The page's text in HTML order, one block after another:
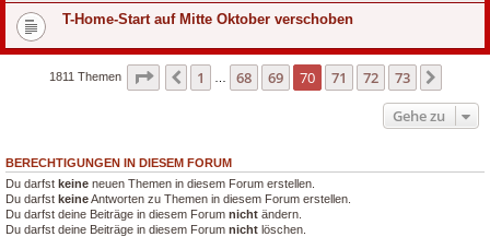
T-Home-Start auf Mitte Oktober verschoben
1811 Themen Seite 70 von73
Vorherige
1 68 69 70 71 72 73
Gehe zu
BERECHTIGUNGEN IN DIESEM FORUM
Du darfst keine neuen Themen in diesem Forum erstellen.
Du darfst keineAntworten zu Themen in diesem Forum erstellen.
Du darfst deine Beiträge in diesem Forum nicht ändern.
Du darfst deine Beiträge in diesem Forum nicht löschen.